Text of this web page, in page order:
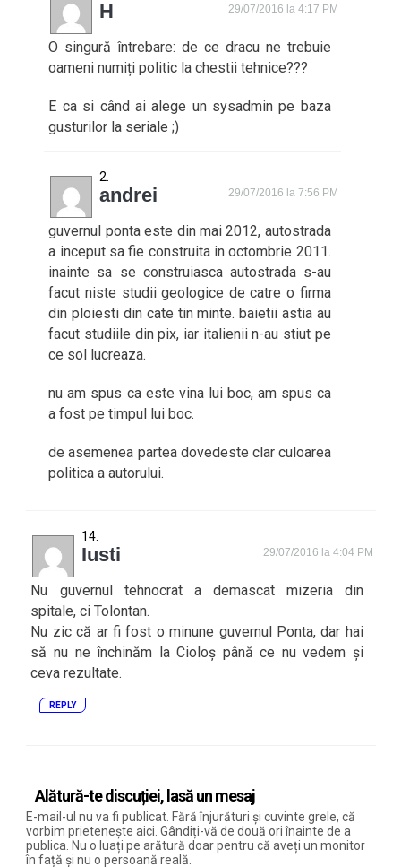
H 29/07/2016 la 4:17 PM
O singură întrebare: de ce dracu ne trebuie
oameni numiți politic la chestii tehnice???
E ca si când ai alege un sysadmin pe baza
gusturilor la seriale ;)
andrei 29/07/2016 la 7:56 PM
guvernul ponta este din mai 2012, autostrada
a inceput sa fie construita in octombrie 2011.
inainte sa se construiasca autostrada s-au
facut niste studii geologice de catre o firma
din ploiesti din cate tin minte. baietii astia au
facut studiile din pix, iar italienii n-au stiut pe
ce sol lucreaza.
nu am spus ca este vina lui boc, am spus ca
a fost pe timpul lui boc.
de asemenea partea dovedeste clar culoarea
politica a autorului.
Iusti 29/07/2016 la 4:04 PM
Nu guvernul tehnocrat a demascat mizeria din
spitale, ci Tolontan.
Nu zic că ar fi fost o minune guvernul Ponta, dar hai
să nu ne închinăm la Cioloș până ce nu vedem și
ceva rezultate.
REPLY
Alătură-te discuției, lasă un mesaj
E-mail-ul nu va fi publicat. Fără înjurături și cuvinte grele, că
vorbim prietenește aici. Gândiți-vă de două ori înainte de a
publica. Nu o luați pe arătură doar pentru că aveți un monitor
în față și nu o persoană reală.